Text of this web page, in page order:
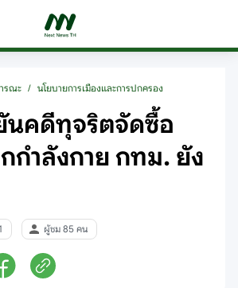
รณะ / นโยบายการเมืองและการปกครอง
นคดีทุจริตจัดซื้อ
กำลังกาย กทม. ยัง
ผู้ชม 85 คน